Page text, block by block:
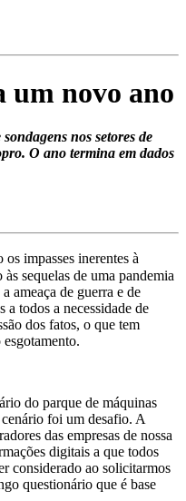
um novo ano
nos setores de
O ano termina em dados
impasses inerentes à
sequelas de uma pandemia
ameaça de guerra e de
a todos a necessidade de
dos fatos, o que tem
do parque de máquinas
foi um desafio. A
das empresas de nossa
digitais a que todos
considerado ao solicitarmos
questionário que é base